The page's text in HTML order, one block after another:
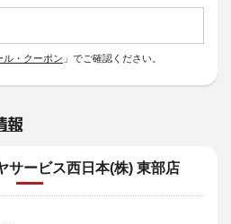
ル・クーポン 」でご確認ください。
報
サービス西日本(株) 東部店